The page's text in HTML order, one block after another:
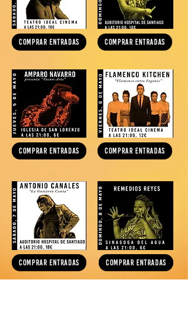
COMPRAR ENTRADAS COMPRAR ENTRADAS
COMPRAR ENTRADAS COMPRAR ENTRADAS
COMPRAR ENTRADAS COMPRAR ENTRADAS